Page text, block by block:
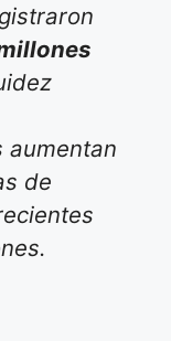
aumentan
de